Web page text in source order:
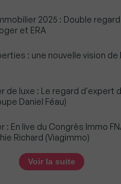
2025 : Double
et ERA
: une nouvelle vision de
de luxe : Le regard d'expert
Daniel Féau)
: En live du Congrès Immo
Richard (Viagimmo)
Voir la suite